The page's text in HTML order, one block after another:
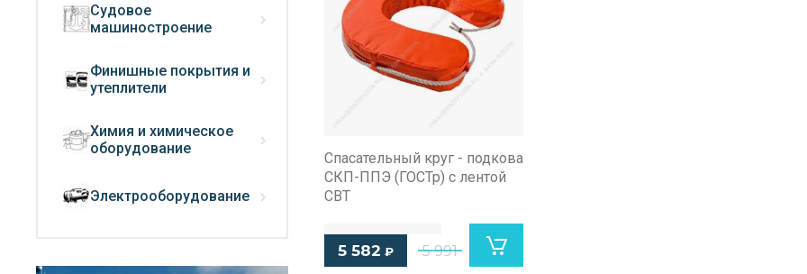
Судовое
машиностроение
Финишные покрытия и
утеплители
Химия и химическое
оборудование
Электрооборудование
Спасательный круг - подкова
СКП-ППЭ (ГОСТр) с лентой
СВТ
5 991
5 582 ₽